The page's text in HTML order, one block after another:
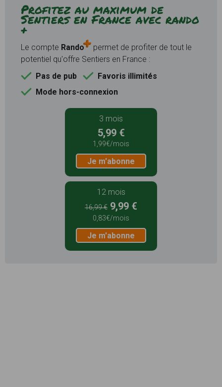
Profitez au maximum de
Sentiers en France avec rando
+
Le compte Rando
permet de profiter de tout le
potentiel qu'offre Sentiers en France :
Pas de pub
Favoris illimités
Mode hors-connexion
3 mois
5,99 €
1,99€/mois
Je m'abonne
12 mois
16,99 € 9,99 €
0,83€/mois
Je m'abonne